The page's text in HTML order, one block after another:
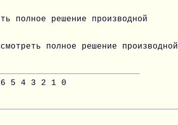
полное решение производной
смотреть полное решение производной
6 5 4 3 2 1 0